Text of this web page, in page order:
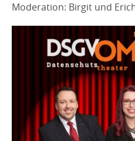
Moderation: Birgit und